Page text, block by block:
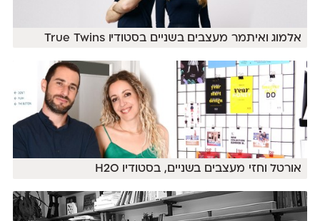
אלמוג ואיתמר מעצבים בשניים בסטודיו True Twins
אורטל וחזי מעצבים בשניים, בסטודיו H2O